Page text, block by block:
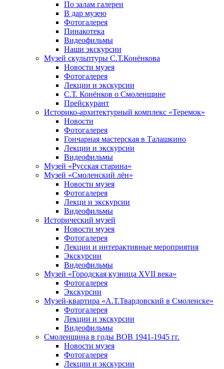
По залам галереи
В дар музею
Фотогалерея
Пинакотека
Видеофильмы
Наши экскурсии
Музей скульптуры С.Т.Конёнкова
Новости музея
Фотогалерея
Лекции и экскурсии
С.Т. Конёнков о Смоленщине
Прейскурант
Историко-архитектурный комплекс «Теремок»
Новости
Фотогалерея
Гончарная мастерская в Талашкино
Лекции и экскурсии
Видеофильмы
Музей «Русская старина»
Музей «Смоленский лён»
Новости музея
Фотогалерея
Лекци и экскурсии
Видеофильмы
Исторический музей
Новости музея
Фотогалерея
Лекции и интерактивные мероприятия
Экскурсии
Видеофильмы
Музей «Городская кузница XVII века»
Фотогалерея
Экскурсии
Музей-квартира «А.Т.Твардовский в Смоленске»
Фотогалерея
Лекции и экскурсии
Видеофильмы
Смоленщина в годы ВОВ 1941-1945 гг.
Новости музея
Фотогалерея
Лекции и экскурсии